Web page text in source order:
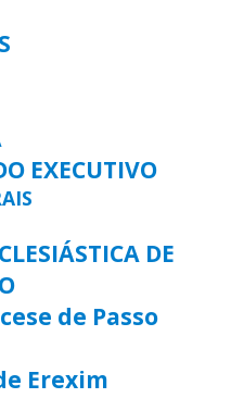
EXECUTIVO
DE
de Passo
Erexim